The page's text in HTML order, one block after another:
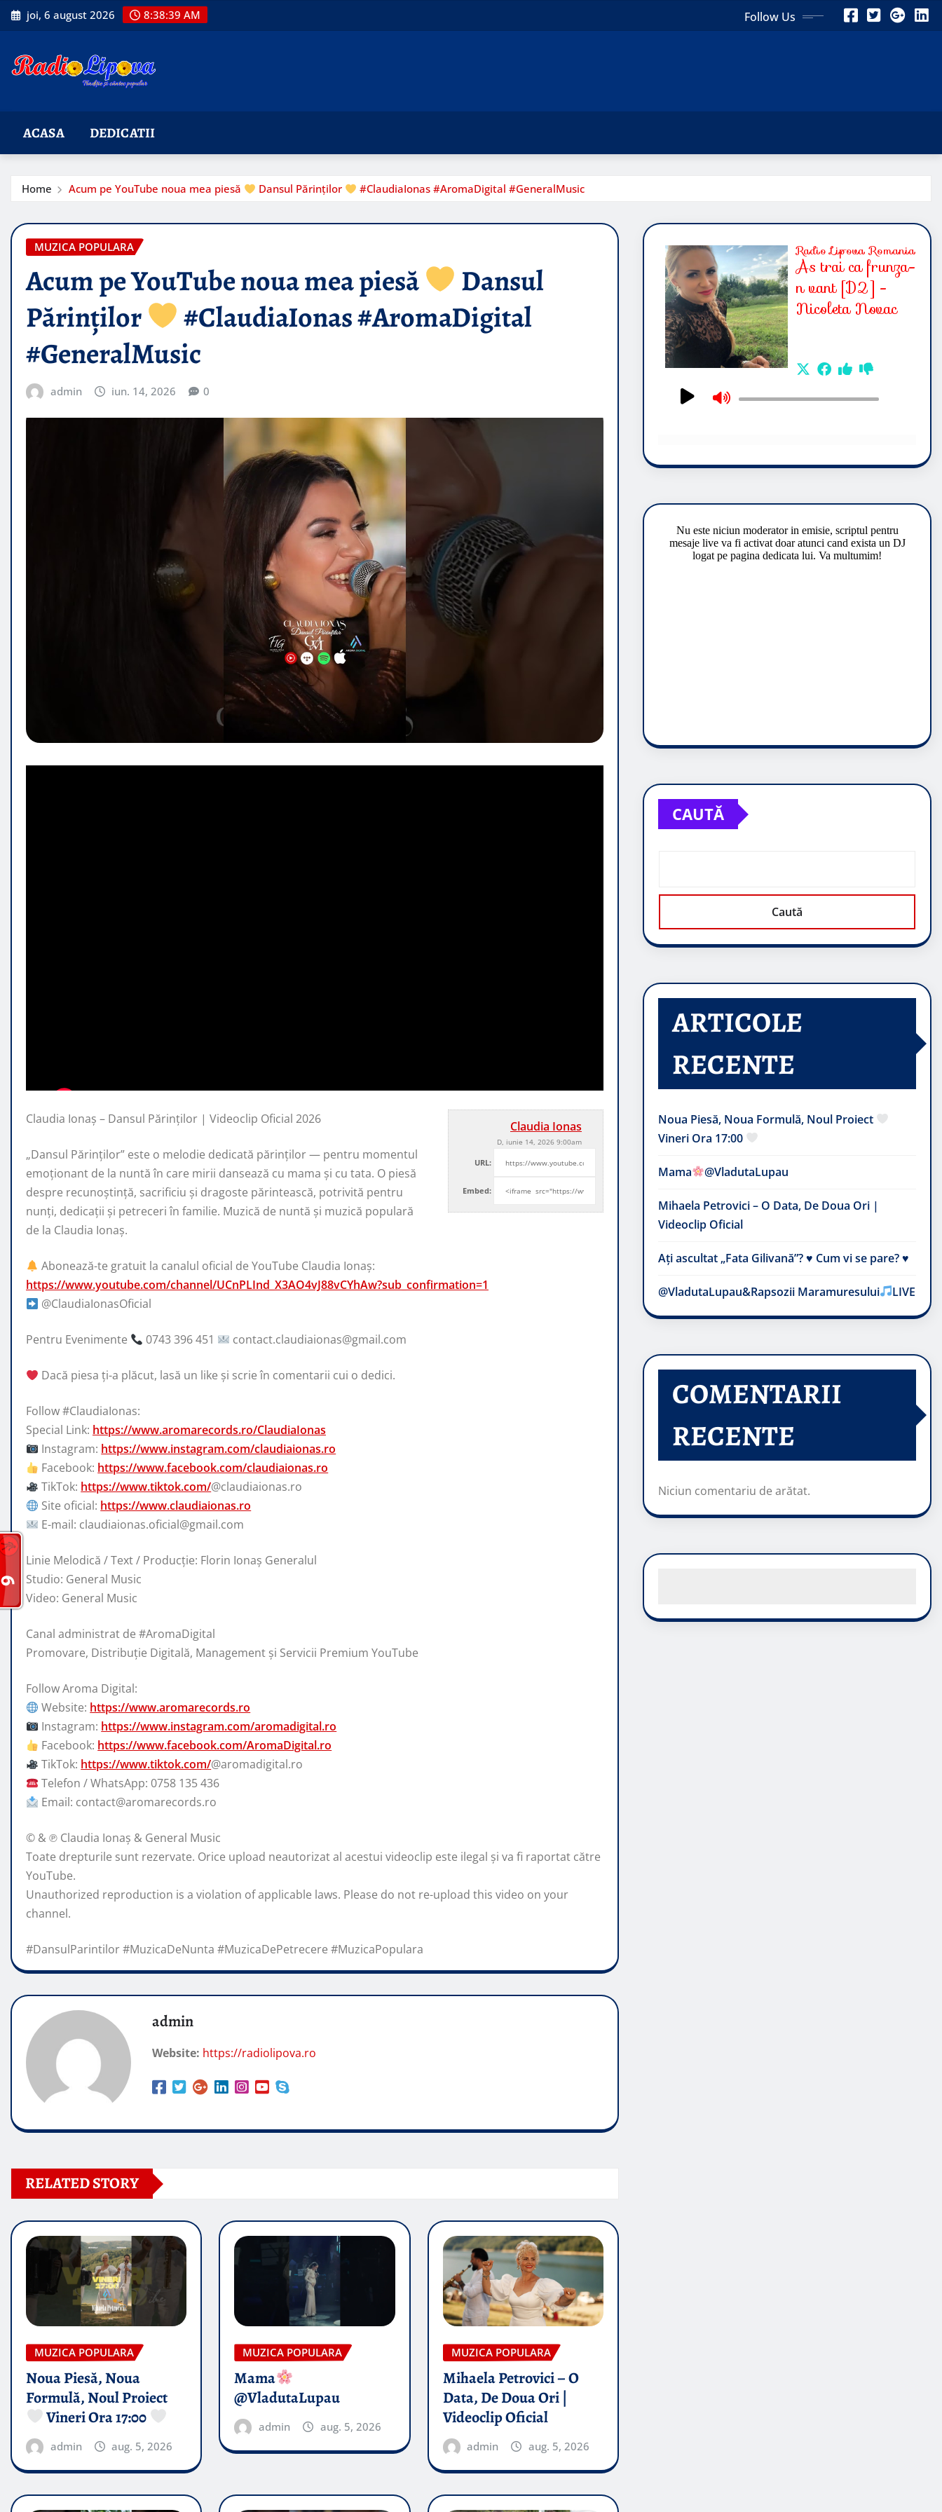
Skip
to
joi, 6 august 2026 8:38:40 AM Follow Us
ACASA DEDICATII
Home Acum pe YouTube noua mea piesă Dansul Părinților #ClaudiaIonas #AromaDigital #GeneralMusic
MUZICA POPULARA
Acum pe YouTube noua mea piesă
Dansul
Părinților
#ClaudiaIonas #AromaDigital
#GeneralMusic
admin iun. 14, 2026 0
Claudia Ionas
D, iunie 14, 2026 9:00am
URL:
Embed:
Claudia Ionaș – Dansul Părinților | Videoclip Oficial 2026
„Dansul Părinților” este o melodie dedicată părinților — pentru momentul
emoționant de la nuntă în care mirii dansează cu mama și cu tata. O piesă
despre recunoștință, sacrificiu și dragoste părintească, potrivită pentru
nunți, dedicații și petreceri în familie. Muzică de nuntă și muzică populară
de la Claudia Ionaș.
Abonează-te gratuit la canalul oficial de YouTube Claudia Ionaș:
https://www.youtube.com/channel/UCnPLInd_X3AO4vJ88vCYhAw?sub_confirmation=1
@ClaudiaIonasOficial
Pentru Evenimente 0743 396 451 contact.claudiaionas@gmail.com
Dacă piesa ți-a plăcut, lasă un like și scrie în comentarii cui o dedici.
Follow #ClaudiaIonas:
Special Link: https://www.aromarecords.ro/ClaudiaIonas
Instagram: https://www.instagram.com/claudiaionas.ro
Facebook: https://www.facebook.com/claudiaionas.ro
TikTok: https://www.tiktok.com/@claudiaionas.ro
Site oficial: https://www.claudiaionas.ro
E-mail: claudiaionas.oficial@gmail.com
Linie Melodică / Text / Producție: Florin Ionaș Generalul
Studio: General Music
Video: General Music
Canal administrat de #AromaDigital
Promovare, Distribuție Digitală, Management și Servicii Premium YouTube
Follow Aroma Digital:
Website: https://www.aromarecords.ro
Instagram: https://www.instagram.com/aromadigital.ro
Facebook: https://www.facebook.com/AromaDigital.ro
TikTok: https://www.tiktok.com/@aromadigital.ro
Telefon / WhatsApp: 0758 135 436
Email: contact@aromarecords.ro
© & ℗ Claudia Ionaș & General Music
Toate drepturile sunt rezervate. Orice upload neautorizat al acestui videoclip este ilegal și va fi raportat către
YouTube.
Unauthorized reproduction is a violation of applicable laws. Please do not re-upload this video on your
channel.
#DansulParintilor #MuzicaDeNunta #MuzicaDePetrecere #MuzicaPopulara
admin
Website: https://radiolipova.ro
RELATED STORY
MUZICA POPULARA
Noua Piesă, Noua
Formulă, Noul Proiect
Vineri Ora 17:00
admin aug. 5, 2026
MUZICA POPULARA
Mama
@VladutaLupau
admin aug. 5, 2026
MUZICA POPULARA
Mihaela Petrovici – O
Data, De Doua Ori |
Videoclip Oficial
admin aug. 5, 2026
CAUTĂ
Caută
ARTICOLE
RECENTE
Noua Piesă, Noua Formulă, Noul Proiect
Vineri Ora 17:00
Mama @VladutaLupau
Mihaela Petrovici – O Data, De Doua Ori |
Videoclip Oficial
Ați ascultat „Fata Gilivană”? ♥️ Cum vi se pare? ♥️
@VladutaLupau&Rapsozii Maramuresului LIVE
COMENTARII
RECENTE
Niciun comentariu de arătat.